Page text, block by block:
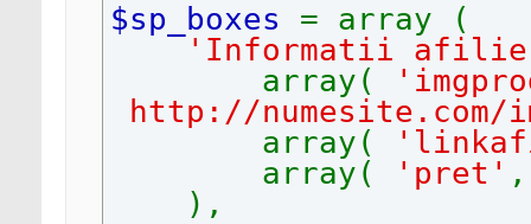
$sp_boxes = array (
'Informatii
array(
http://
array(
array(
'pret'
),